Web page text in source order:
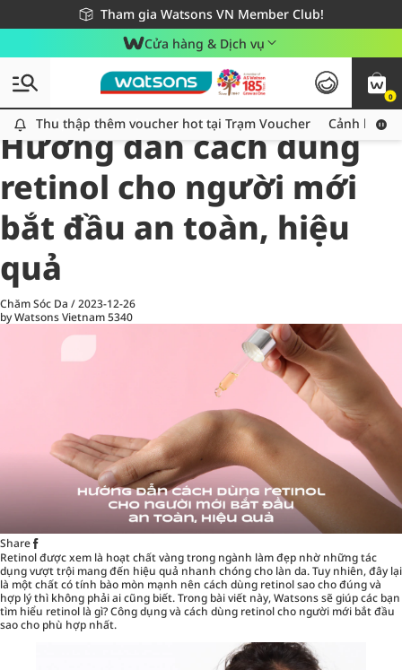
Tham gia Watsons VN Member Club!
Miễn phí giao hàng cho đơn hàng từ 249,000Đ
Giao hàng nhanh 24h - Áp dụng khu vực TP. Hồ Chí Minh
Cửa hàng & Dịch vụ
0
Thu thập thêm voucher hot tại Trạm Voucher
Thu thập thêm voucher hot tại Trạm Voucher Cảnh báo
All
Chăm Sóc Cá Nhân
Hướng dẫn cách dùng
retinol cho người mới
bắt đầu an toàn, hiệu
quả
Chăm Sóc Da /2023-12-26
by Watsons Vietnam5340
Share
Retinol được xem là hoạt chất vàng trong ngành làm đẹp nhờ những tác
dụng vượt trội mang đến hiệu quả nhanh chóng cho làn da. Tuy nhiên, đây lại
là một chất có tính bào mòn mạnh nên cách dùng retinol sao cho đúng và
hợp lý thì không phải ai cũng biết. Trong bài viết này,Watsonssẽ giúp các bạn
tìm hiểu retinol là gì? Công dụng và cách dùng retinol cho người mới bắt đầu
sao cho phù hợp nhất.